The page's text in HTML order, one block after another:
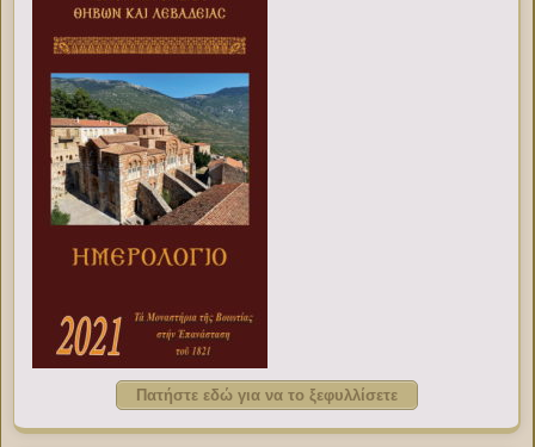
Πατήστε εδώ για να το ξεφυλλίσετε